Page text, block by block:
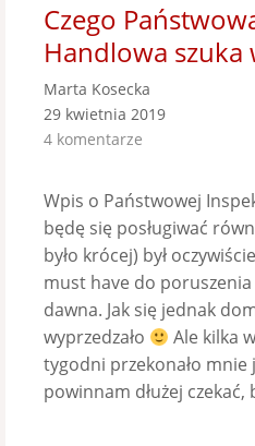
Czego
Handlowa szuka
Marta Kosecka
29 kwietnia 2019
4 komentarze
Wpis o Państwowej
będę się posługiwać
było krócej) był
must have do
dawna. Jak się jednak
wyprzedzało
Ale kilka
tygodni przekonało mnie
powinnam dłużej